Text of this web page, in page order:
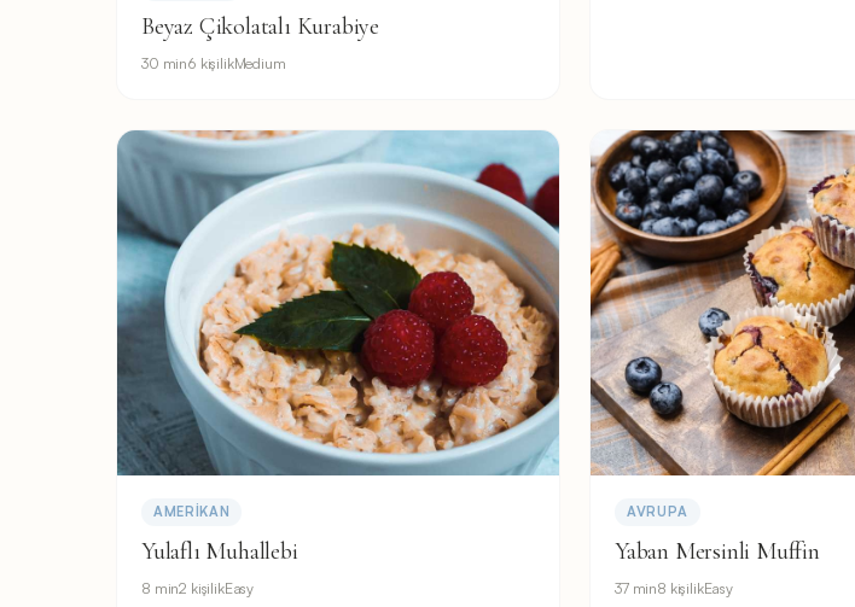
Beyaz Çikolatalı Kurabiye
30 min6 kişilikMedium
AMERIKAN
Yulaflı Muhallebi
8 min2 kişilikEasy
AVRUPA
Yaban Mersinli Muffin
37 min8 kişilikEasy